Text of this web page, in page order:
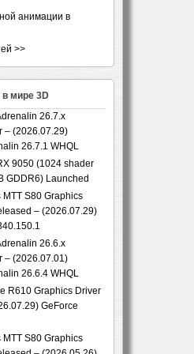
анимации в
>>
в мире 3D
26.7.x
– (2026.07.29)
26.7.1 WHQL
9050 (1024 shader
GDDR6) Launched
MTT S80 Graphics
– (2026.07.29)
26.6.x
– (2026.07.01)
26.6.4 WHQL
R610 Graphics Driver
GeForce
MTT S80 Graphics